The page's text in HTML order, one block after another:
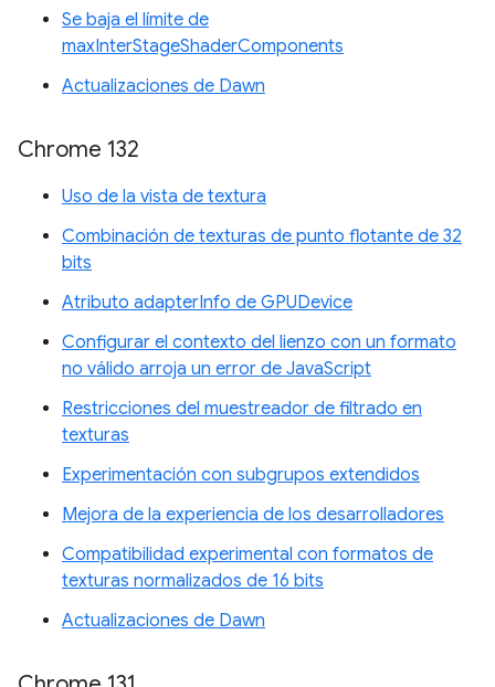
Se baja el límite de
maxInterStageShaderComponents
Actualizaciones de Dawn
Chrome 132
Uso de la vista de textura
Combinación de texturas de punto flotante de 32
bits
Atributo adapterInfo de GPUDevice
Configurar el contexto del lienzo con un formato
no válido arroja un error de JavaScript
Restricciones del muestreador de filtrado en
texturas
Experimentación con subgrupos extendidos
Mejora de la experiencia de los desarrolladores
Compatibilidad experimental con formatos de
texturas normalizados de 16 bits
Actualizaciones de Dawn